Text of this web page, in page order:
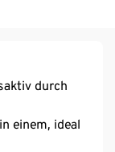
durch
einem, ideal